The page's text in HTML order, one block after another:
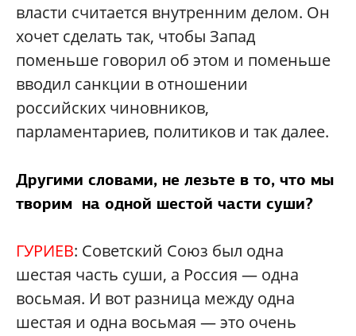
власти считается внутренним делом. Он
хочет сделать так, чтобы Запад
поменьше говорил об этом и поменьше
вводил санкции в отношении
российских чиновников,
парламентариев, политиков и так далее.
Другими словами, не лезьте в то, что мы
творим на одной шестой части суши?
ГУРИЕВ: Советский Союз был одна
шестая часть суши, а Россия — одна
восьмая. И вот разница между одна
шестая и одна восьмая — это очень